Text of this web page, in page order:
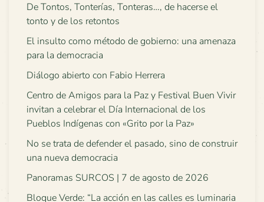
De Tontos, Tonterías, Tonteras…, de hacerse el
tonto y de los retontos
El insulto como método de gobierno: una amenaza
para la democracia
Diálogo abierto con Fabio Herrera
Centro de Amigos para la Paz y Festival Buen Vivir
invitan a celebrar el Día Internacional de los
Pueblos Indígenas con «Grito por la Paz»
No se trata de defender el pasado, sino de construir
una nueva democracia
Panoramas SURCOS | 7 de agosto de 2026
Bloque Verde: “La acción en las calles es luminaria